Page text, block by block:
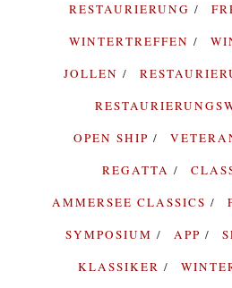
RESTAURIERUNG
WINTERTREFFEN
JOLLEN
OPEN SHIP
REGATTA
AMMERSEE CLASSICS
SYMPOSIUM
APP
KLASSIKER